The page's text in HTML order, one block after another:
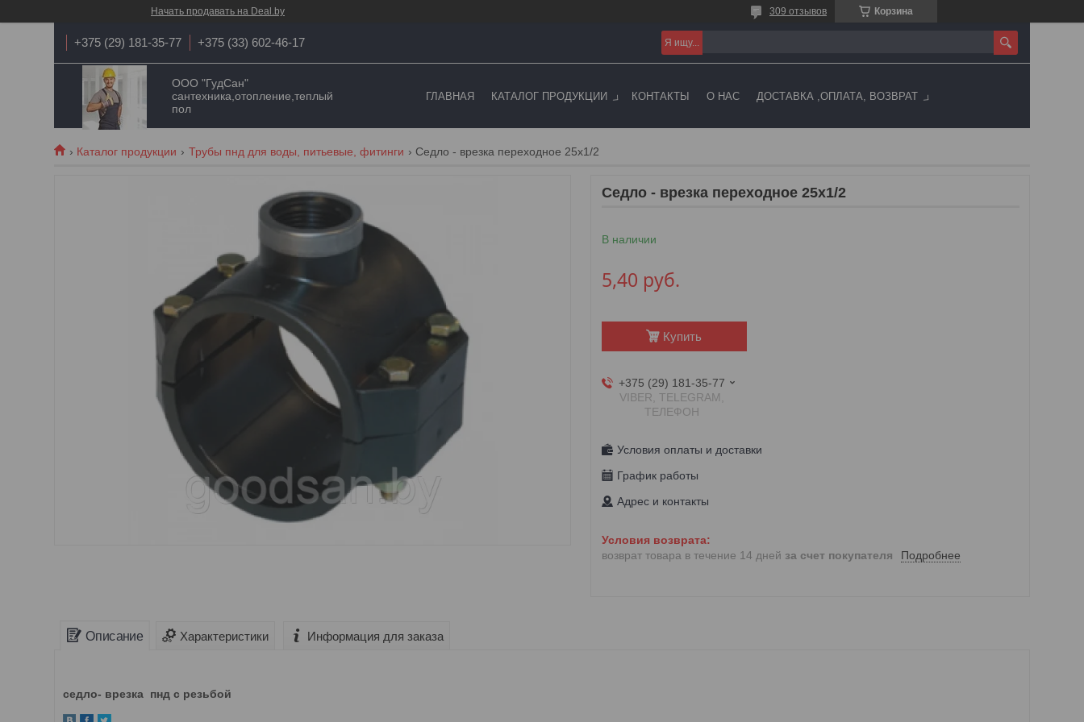
Начать продавать на Deal.by Корзина
309 отзывов
+375 (29) 181-35-77 +375 (33) 602-46-17
ООО "ГудСан"
сантехника,отопление,теплый
пол
ГЛАВНАЯ КАТАЛОГ ПРОДУКЦИИ КОНТАКТЫ О НАС ДОСТАВКА ,ОПЛАТА, ВОЗВРАТ
Каталог продукции Трубы пнд для воды, питьевые, фитинги Седло - врезка переходное 25х1/2
Седло - врезка переходное 25х1/2
В наличии
5,40 руб.
Купить
+375 (29) 181-35-77
VIBER, TELEGRAM,
ТЕЛЕФОН
Условия оплаты и доставки
График работы
Адрес и контакты
возврат товара в течение 14 дней за счет покупателя Подробнее
Описание Характеристики Информация для заказа
седло- врезка пнд с резьбой